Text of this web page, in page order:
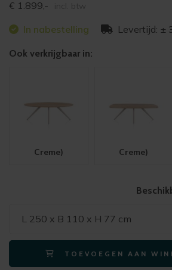
€ 1.899,-
In nabestelling Levertijd: ±
Ook verkrijgbaar in:
Creme) Creme)
L 250 x B 110 x H 77 cm
TOEVOEGEN AAN